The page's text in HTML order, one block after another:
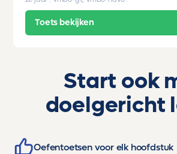
Toets bekijken
Start ook
doelgericht
Oefentoetsen voor elk hoofdstuk